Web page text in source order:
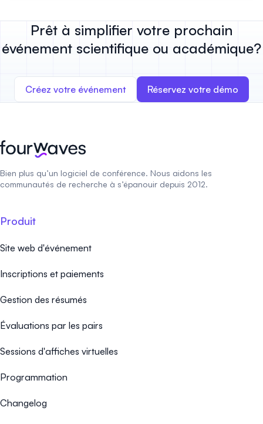
Prêt à simplifier votre prochain
événement scientifique ou académique?
Créez votre événement Réservez votre démo
Bien plus qu’un logiciel de conférence. Nous aidons les
communautés de recherche à s’épanouir depuis 2012.
Produit
Site web d'événement
Inscriptions et paiements
Gestion des résumés
Évaluations par les pairs
Sessions d'affiches virtuelles
Programmation
Changelog